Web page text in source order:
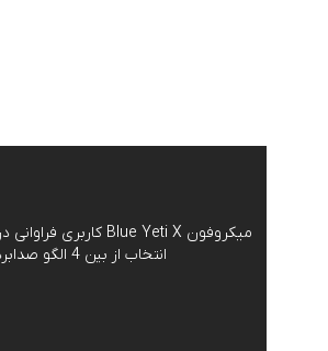
انتخاب از بین 4 الگو صدابرداری مختلف را می‌دهد تا مشغول هرکاری که باشید، صدای شما به درستی و با بالاترین وضوح ممکن و به دور از صداهای مزاحم محیط اطراف شما شنیده شود.